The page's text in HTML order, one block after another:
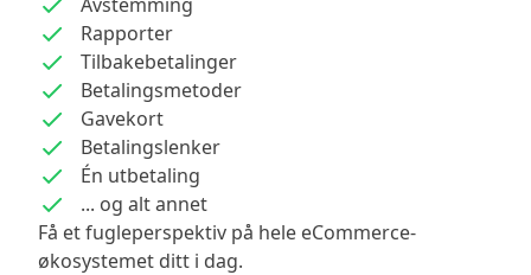
Rapporter
Tilbakebetalinger
Betalingsmetoder
Gavekort
Betalingslenker
Én utbetaling
... og alt annet
Få et fugleperspektiv på hele eCommerce-
økosystemet ditt i dag.